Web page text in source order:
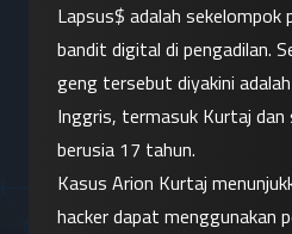
Lapsus$ adalah
bandit digital di pengadilan.
geng tersebut diyakini
Inggris, termasuk Kurtaj
berusia 17 tahun.
Kasus Arion Kurtaj
hacker dapat menggunakan